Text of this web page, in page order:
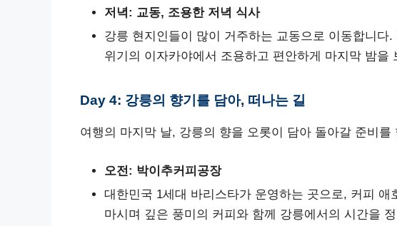
저녁: 교동, 조용한 저녁 식사
강릉 현지인들이 많이 거주하는 교동으로 이동합니다
위기의 이자카야에서 조용하고 편안하게 마지막 밤을
Day 4: 강릉의 향기를 담아, 떠나는 길
여행의 마지막 날, 강릉의 향을 오롯이 담아 돌아갈 준비를
오전: 박이추커피공장
대한민국 1세대 바리스타가 운영하는 곳으로, 커피
마시며 깊은 풍미의 커피와 함께 강릉에서의 시간을